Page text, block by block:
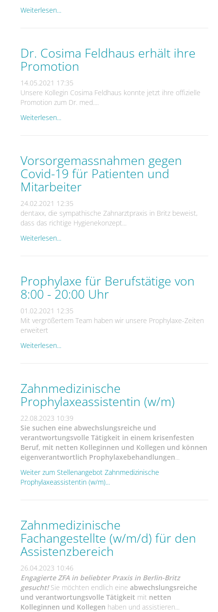
Weiterlesen...
Dr. Cosima Feldhaus erhält ihre
Promotion
14.05.2021 17:35
Unsere Kollegin Cosima Feldhaus konnte jetzt ihre offizielle
Promotion zum Dr. med....
Weiterlesen...
Vorsorgemassnahmen gegen
Covid-19 für Patienten und
Mitarbeiter
24.02.2021 12:35
dentaxx, die sympathische Zahnarztpraxis in Britz beweist,
dass das richtige Hygienekonzept...
Weiterlesen...
Prophylaxe für Berufstätige von
8:00 - 20:00 Uhr
01.02.2021 12:35
Mit vergrößertem Team haben wir unsere Prophylaxe-Zeiten
erweitert
Weiterlesen...
Zahnmedizinische
Prophylaxeassistentin (w/m)
22.08.2023 10:39
Sie suchen eine abwechslungsreiche und
verantwortungsvolle Tätigkeit in einem krisenfesten
Beruf, mit netten Kolleginnen und Kollegen und können
eigenverantwortlich Prophylaxebehandlungen
Weiter zum Stellenangebot Zahnmedizinische
Prophylaxeassistentin (w/m)...
Zahnmedizinische
Fachangestellte (w/m/d) für den
Assistenzbereich
26.04.2023 10:46
Engagierte ZFA in beliebter Praxis in Berlin-Britz
gesucht!Sie möchten endlich eine abwechslungsreiche
und verantwortungsvolle Tätigkeit mit netten
Kolleginnen und Kollegen haben und assistieren...